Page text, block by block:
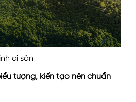
di sản
tượng, kiến tạo nên chuẩn